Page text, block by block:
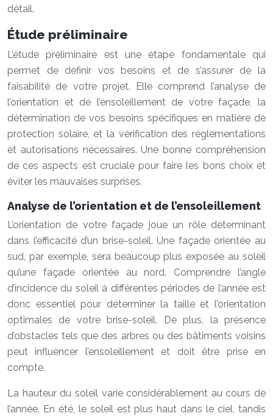
détail.
Étude préliminaire
L’étude préliminaire est une étape fondamentale qui
permet de définir vos besoins et de s’assurer de la
faisabilité de votre projet. Elle comprend l’analyse de
l’orientation et de l’ensoleillement de votre façade, la
détermination de vos besoins spécifiques en matière de
protection solaire, et la vérification des réglementations
et autorisations nécessaires. Une bonne compréhension
de ces aspects est cruciale pour faire les bons choix et
éviter les mauvaises surprises.
Analyse de l’orientation et de l’ensoleillement
L’orientation de votre façade joue un rôle déterminant
dans l’efficacité d’un brise-soleil. Une façade orientée au
sud, par exemple, sera beaucoup plus exposée au soleil
qu’une façade orientée au nord. Comprendre l’angle
d’incidence du soleil à différentes périodes de l’année est
donc essentiel pour déterminer la taille et l’orientation
optimales de votre brise-soleil. De plus, la présence
d’obstacles tels que des arbres ou des bâtiments voisins
peut influencer l’ensoleillement et doit être prise en
compte.
La hauteur du soleil varie considérablement au cours de
l’année. En été, le soleil est plus haut dans le ciel, tandis